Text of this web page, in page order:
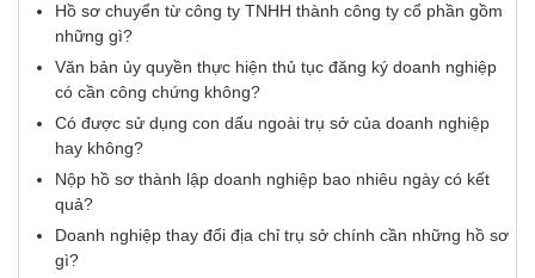
Hồ sơ chuyển từ công ty TNHH thành công ty cổ phần gồm
những gì?
Văn bản ủy quyền thực hiện thủ tục đăng ký doanh nghiệp
có cần công chứng không?
Có được sử dụng con dấu ngoài trụ sở của doanh nghiệp
hay không?
Nộp hồ sơ thành lập doanh nghiệp bao nhiêu ngày có kết
quả?
Doanh nghiệp thay đổi địa chỉ trụ sở chính cần những hồ sơ
gì?